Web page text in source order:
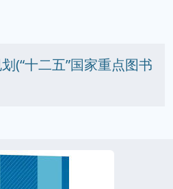
(“十二五”国家重点图书